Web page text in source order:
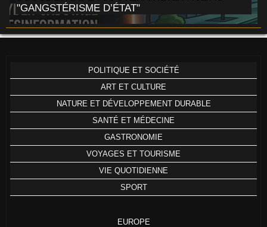
"GANGSTÉRISME D’ÉTAT"
POLITIQUE ET SOCIÉTÉ
ART ET CULTURE
NATURE ET DÉVELOPPEMENT DURABLE
SANTÉ ET MÉDECINE
GASTRONOMIE
VOYAGES ET TOURISME
VIE QUOTIDIENNE
SPORT
EUROPE